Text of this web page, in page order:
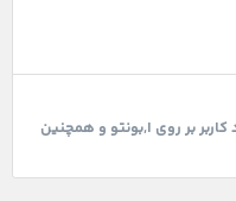
بر روی ا,بونتو و همچنین